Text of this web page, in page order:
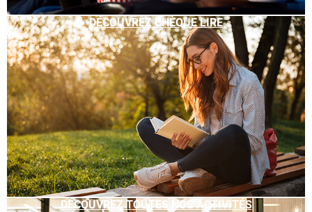
DÉCOUVREZ CHÈQUE LIRE
DÉCOUVREZ TOUTES NOS ACTIVITÉS